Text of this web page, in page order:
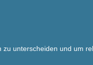
unterscheiden und um